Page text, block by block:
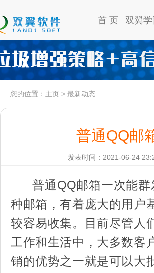
首 页 双翼
您的位置： 主页 > 最新动态
普通QQ邮
发表时间：2021-06-24
普通QQ邮箱一次能
种邮箱，有着庞大的用户
较容易收集。目前尽管人
工作和生活中，大多数客
销的优势之一就是可以大